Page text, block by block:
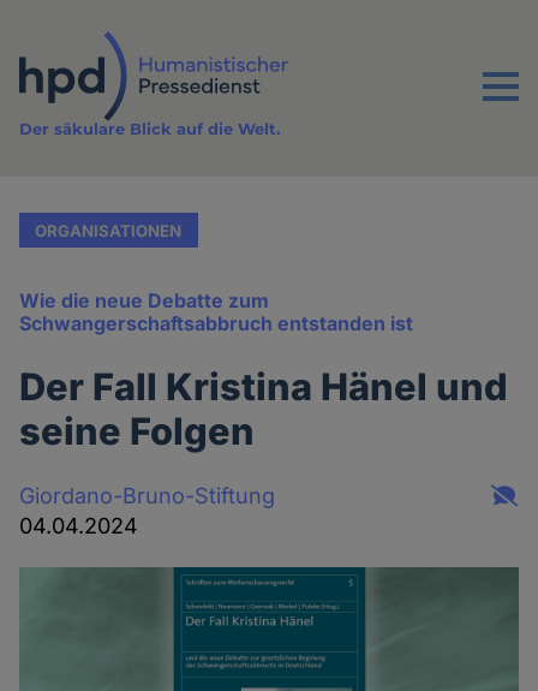
Inhalt
Menu
Der säkulare Blick auf die Welt.
ORGANISATIONEN
Wie die neue Debatte zum
Schwangerschaftsabbruch entstanden ist
Der Fall Kristina Hänel und
seine Folgen
Giordano-Bruno-Stiftung
04.04.2024